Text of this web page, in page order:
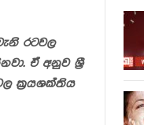
රටවල
ඒ අනුව ශ්‍රී
ක්‍රයශක්තිය